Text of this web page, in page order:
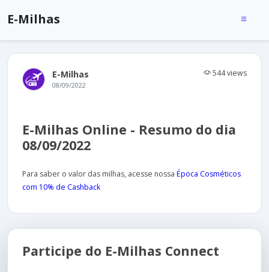
E-Milhas
E-Milhas 544 views
08/09/2022
E-Milhas Online - Resumo do dia
08/09/2022
Para saber o valor das milhas, acesse nossa Época Cosméticos
com 10% de Cashback
Participe do E-Milhas Connect